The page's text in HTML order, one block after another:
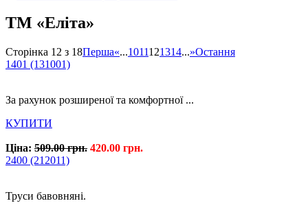
ТМ «Еліта»
Сторінка 12 з 18Перша«...1011121314...»Остання
1401 (131001)
За рахунок розширеної та комфортної ...
КУПИТИ
Ціна: 509.00 грн. 420.00 грн.
2400 (212011)
Труси бавовняні.